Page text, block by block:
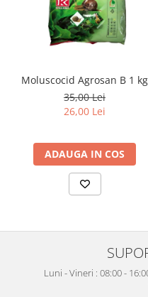
Moluscocid Agrosan B 1 kg
35,00 Lei
26,00 Lei
ADAUGA IN COS
Luni - Vineri : 08:00 -